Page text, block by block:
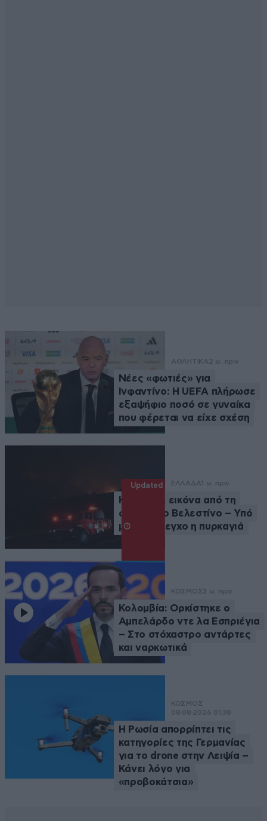
ΑΘΛΗΤΙΚΑ2 ω. πριν
Νέες «φωτιές» για
Ινφαντίνο: Η UEFA πλήρωσε
εξαψήφιο ποσό σε γυναίκα
που φέρεται να είχε σχέση
Updated ΕΛΛΑΔΑ 1 ω. πριν
Καλύτερη εικόνα από τη
φωτιά στο Βελεστίνο – Υπό
μερικό έλεγχο η πυρκαγιά
ΚΟΣΜΟΣ3 ω. πριν
Κολομβία: Ορκίστηκε ο
Αμπελάρδο ντε λα Εσπριέγια
– Στο στόχαστρο αντάρτες
και ναρκωτικά
ΚΟΣΜΟΣ
08·08·2026 01:38
Η Ρωσία απορρίπτει τις
κατηγορίες της Γερμανίας
για το drone στην Λειψία –
Κάνει λόγο για
«προβοκάτσια»